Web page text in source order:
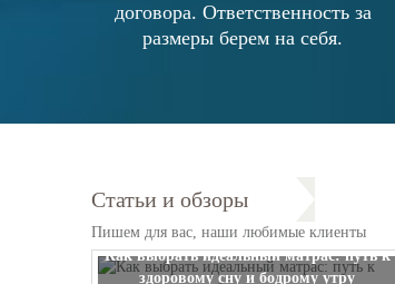
договора. Ответственность за
размеры берем на себя.
Статьи и обзоры
Пишем для вас, наши любимые клиенты
Как выбрать идеальный матрас: путь к
здоровому сну и бодрому утру